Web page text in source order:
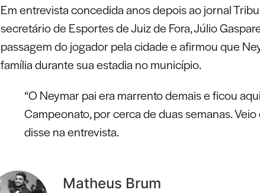
Em entrevista concedida anos depois ao jornal
secretário de Esportes de Juiz de Fora, Júlio
passagem do jogador pela cidade e afirmou que
família durante sua estadia no município.
“O Neymar pai era marrento demais e ficou
Campeonato, por cerca de duas semanas. Veio
disse na entrevista.
Matheus Brum